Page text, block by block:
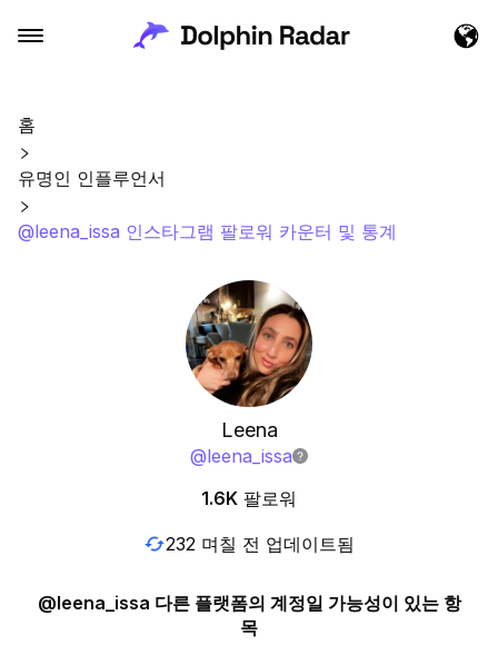
홈
유명인 인플루언서
@leena_issa 인스타그램 팔로워 카운터 및 통계
Leena
@leena_issa
1.6K 팔로워
232 며칠 전 업데이트됨
@leena_issa 다른 플랫폼의 계정일 가능성이 있는 항
목